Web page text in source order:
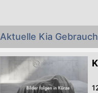
Aktuelle Kia